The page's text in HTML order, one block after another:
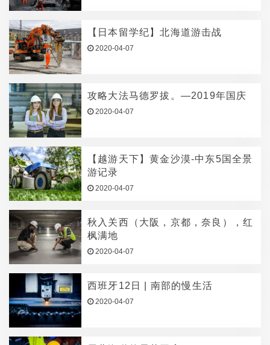
【日本留学纪】北海道游击战
2020-04-07
攻略大法马德罗拔。—2019年国庆
2020-04-07
【越游天下】黄金沙漠-中东5国全景
游记录
2020-04-07
秋入关西（大阪，京都，奈良），红
枫满地
2020-04-07
西班牙12日 | 南部的慢生活
2020-04-07